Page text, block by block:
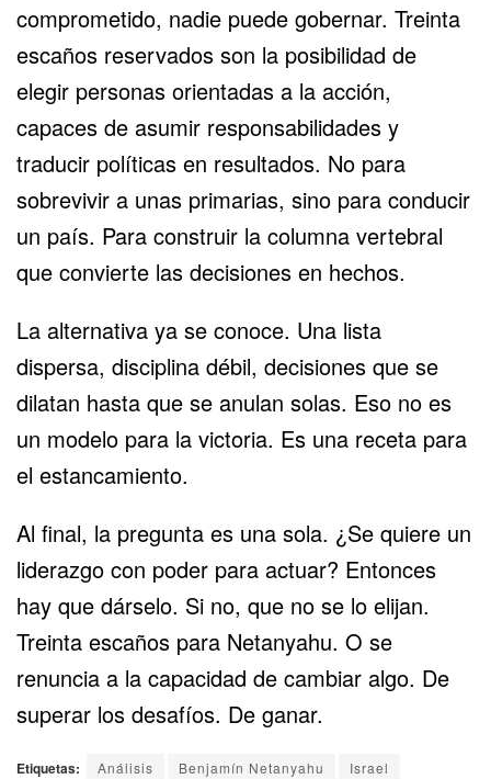
comprometido, nadie puede gobernar. Treinta
escaños reservados son la posibilidad de
elegir personas orientadas a la acción,
capaces de asumir responsabilidades y
traducir políticas en resultados. No para
sobrevivir a unas primarias, sino para conducir
un país. Para construir la columna vertebral
que convierte las decisiones en hechos.
La alternativa ya se conoce. Una lista
dispersa, disciplina débil, decisiones que se
dilatan hasta que se anulan solas. Eso no es
un modelo para la victoria. Es una receta para
el estancamiento.
Al final, la pregunta es una sola. ¿Se quiere un
liderazgo con poder para actuar? Entonces
hay que dárselo. Si no, que no se lo elijan.
Treinta escaños para Netanyahu. O se
renuncia a la capacidad de cambiar algo. De
superar los desafíos. De ganar.
Etiquetas: Análisis Benjamín Netanyahu Israel